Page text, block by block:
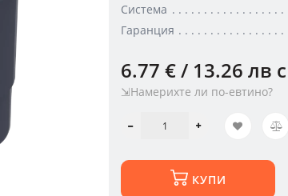
Система
Гаранция
6.77 € / 13.26 лв
⇲Намерихте ли по-евтино?
КУПИ